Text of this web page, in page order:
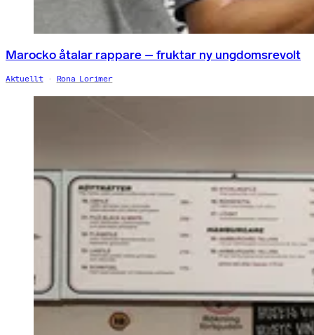
Marocko åtalar rappare – fruktar ny ungdomsrevolt
Aktuellt Rona Lorimer